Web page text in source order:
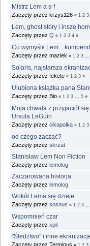
Mistrz Lem a s-f
Zaczęty przez krzys126 « 1 2 3
Lem, ghost story i insze
Zaczęty przez Q « 1 2 3 4 »
Co wymyślił Lem...
Zaczęty przez maziek « 1 2 3 ...
Solaris, najstarsza
Zaczęty przez fekete « 1 2 3 »
Ulubiona książka pana
Zaczęty przez Bio « 1 2 3 ... 5 »
Moja chwała z przyjaciół
Ursula LeGuin
Zaczęty przez olkapolka « 1 2 3
od czego zacząć?
Zaczęty przez skrzat
Stanisław Lem Non Fiction
Zaczęty przez lemolog
Zaczarowana historja
Zaczęty przez lemolog
Wokół Lema się dzieje
Zaczęty przez sosnus « 1 2 3 ...
Wspomnień czar
Zaczęty przez xpil
"Śledztwo" i inne
Zaczęty przez Terminus